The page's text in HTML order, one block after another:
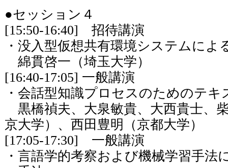
●セッション４
[15:50-16:40] 招待講演
・没入型仮想共有環境システムに
綿貫啓一（埼玉大学）
[16:40-17:05] 一般講演
・会話型知識プロセスのためのテ
黒橋禎夫、大泉敏貴、大西貴士、
京大学）、西田豊明（京都大学）
[17:05-17:30] 一般講演
・言語学的考察および機械学習手